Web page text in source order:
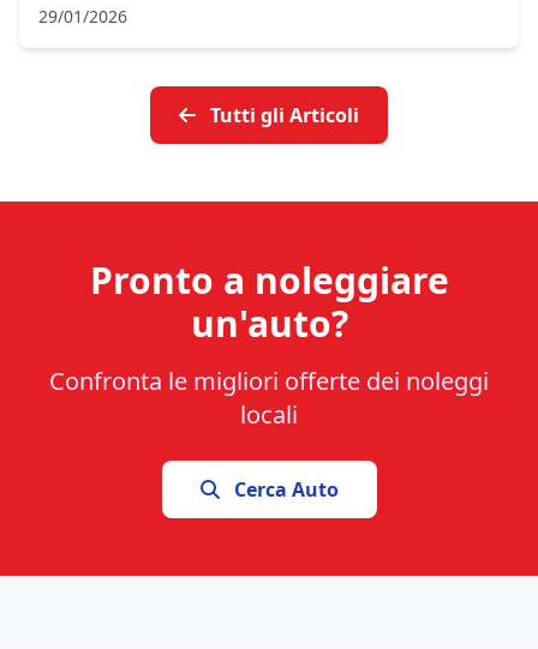
29/01/2026
Tutti gli Articoli
Pronto a noleggiare
un'auto?
Confronta le migliori offerte dei noleggi
locali
Cerca Auto